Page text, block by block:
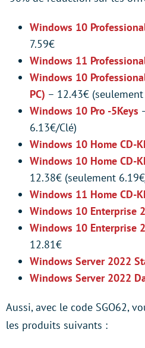
Windows 10
7.59€
Windows 11
Windows 10
PC) – 12.43€ (seulement
Windows 10 Pro -5Keys
6.13€/Clé)
Windows 10 Home CD-
Windows 10 Home CD-
12.38€ (seulement
Windows 11 Home CD-
Windows 10 Enterprise
Windows 10 Enterprise
12.81€
Windows Server 2022
Windows Server 2022
Aussi, avec le code SGO62,
les produits suivants :